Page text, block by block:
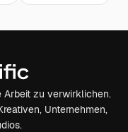
Arbeit zu verwirklichen.
Unternehmen,